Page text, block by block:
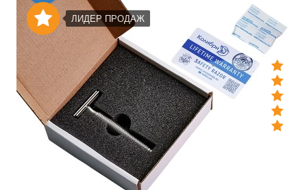
ЛИДЕР ПРОДАЖ